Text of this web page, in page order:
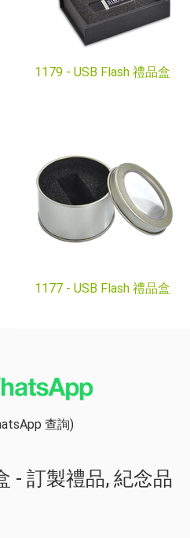
1179 - USB Flash 禮品盒
1177 - USB Flash 禮品盒
查詢)
- 訂製禮品, 紀念品